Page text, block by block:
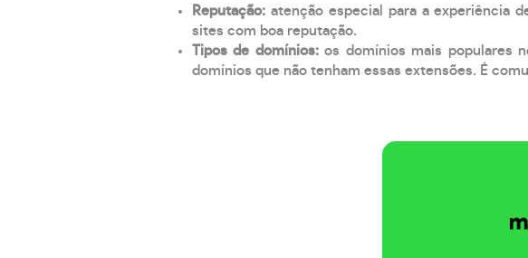
Reputação: atenção especial para a experiência
sites com boa reputação.
Tipos de domínios:os domínios mais populares
domínios que não tenham essas extensões. É